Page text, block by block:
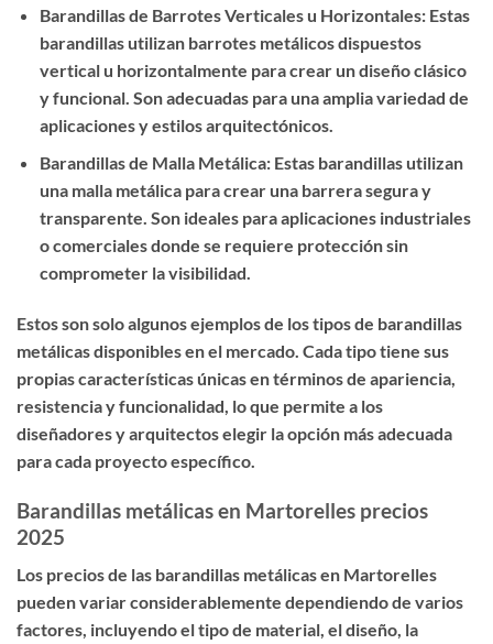
Barandillas de Barrotes Verticales u Horizontales: Estas
barandillas utilizan barrotes metálicos dispuestos
vertical u horizontalmente para crear un diseño clásico
y funcional. Son adecuadas para una amplia variedad de
aplicaciones y estilos arquitectónicos.
Barandillas de Malla Metálica: Estas barandillas utilizan
una malla metálica para crear una barrera segura y
transparente. Son ideales para aplicaciones industriales
o comerciales donde se requiere protección sin
comprometer la visibilidad.
Estos son solo algunos ejemplos de los tipos de barandillas
metálicas disponibles en el mercado. Cada tipo tiene sus
propias características únicas en términos de apariencia,
resistencia y funcionalidad, lo que permite a los
diseñadores y arquitectos elegir la opción más adecuada
para cada proyecto específico.
Barandillas metálicas en Martorelles precios
2025
Los precios de las barandillas metálicas en Martorelles
pueden variar considerablemente dependiendo de varios
factores, incluyendo el tipo de material, el diseño, la